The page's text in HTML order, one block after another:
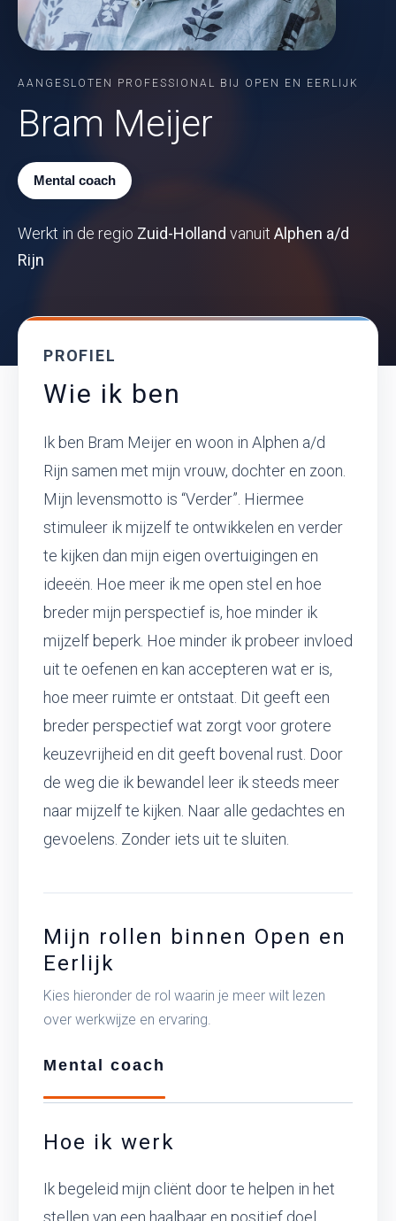
AANGESLOTEN PROFESSIONAL BIJ OPEN EN EERLIJK
Bram Meijer
Mental coach
Werkt in de regio Zuid-Holland vanuit Alphen a/d
Rijn
PROFIEL
Wie ik ben
Ik ben Bram Meijer en woon in Alphen a/d
Rijn samen met mijn vrouw, dochter en zoon.
Mijn levensmotto is “Verder”. Hiermee
stimuleer ik mijzelf te ontwikkelen en verder
te kijken dan mijn eigen overtuigingen en
ideeën. Hoe meer ik me open stel en hoe
breder mijn perspectief is, hoe minder ik
mijzelf beperk. Hoe minder ik probeer invloed
uit te oefenen en kan accepteren wat er is,
hoe meer ruimte er ontstaat. Dit geeft een
breder perspectief wat zorgt voor grotere
keuzevrijheid en dit geeft bovenal rust. Door
de weg die ik bewandel leer ik steeds meer
naar mijzelf te kijken. Naar alle gedachtes en
gevoelens. Zonder iets uit te sluiten.
Mijn rollen binnen Open en
Eerlijk
Kies hieronder de rol waarin je meer wilt lezen
over werkwijze en ervaring.
Mental coach
Hoe ik werk
Ik begeleid mijn cliënt door te helpen in het
stellen van een haalbaar en positief doel.